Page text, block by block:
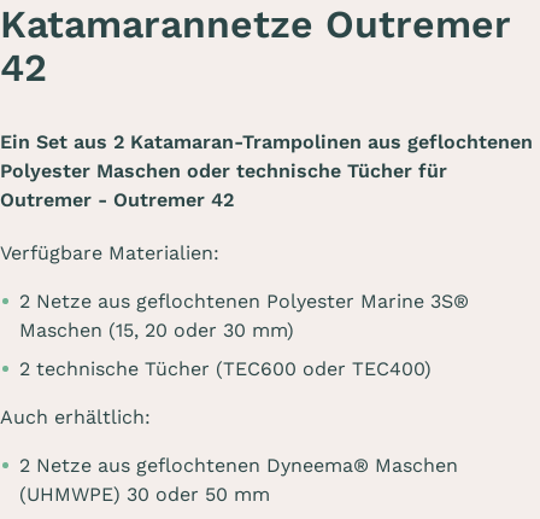
Katamarannetze Outremer
42
Ein Set aus 2 Katamaran-Trampolinen aus geflochtenen
Polyester Maschen oder technische Tücher für
Outremer - Outremer 42
Verfügbare Materialien:
2 Netze aus geflochtenen Polyester Marine 3S®
Maschen (15, 20 oder 30 mm)
2 technische Tücher (TEC600 oder TEC400)
Auch erhältlich:
2 Netze aus geflochtenen Dyneema® Maschen
(UHMWPE) 30 oder 50 mm